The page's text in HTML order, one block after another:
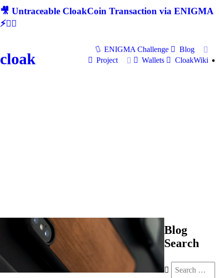
🎥 Untraceable CloakCoin Transaction via ENIGMA
⚡🕵‍♂
cloak
ENIGMA Challenge
Blog
Project
Wallets CloakWiki
Blog
Search